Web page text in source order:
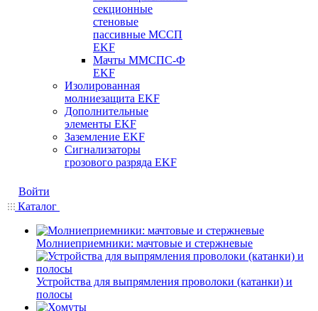
секционные
стеновые
пассивные МССП
EKF
Мачты ММСПС-Ф
EKF
Изолированная
молниезащита EKF
Дополнительные
элементы EKF
Заземление EKF
Сигнализаторы
грозового разряда EKF
Войти
Каталог
Молниеприемники: мачтовые и стержневые
Устройства для выпрямления проволоки (катанки) и
полосы